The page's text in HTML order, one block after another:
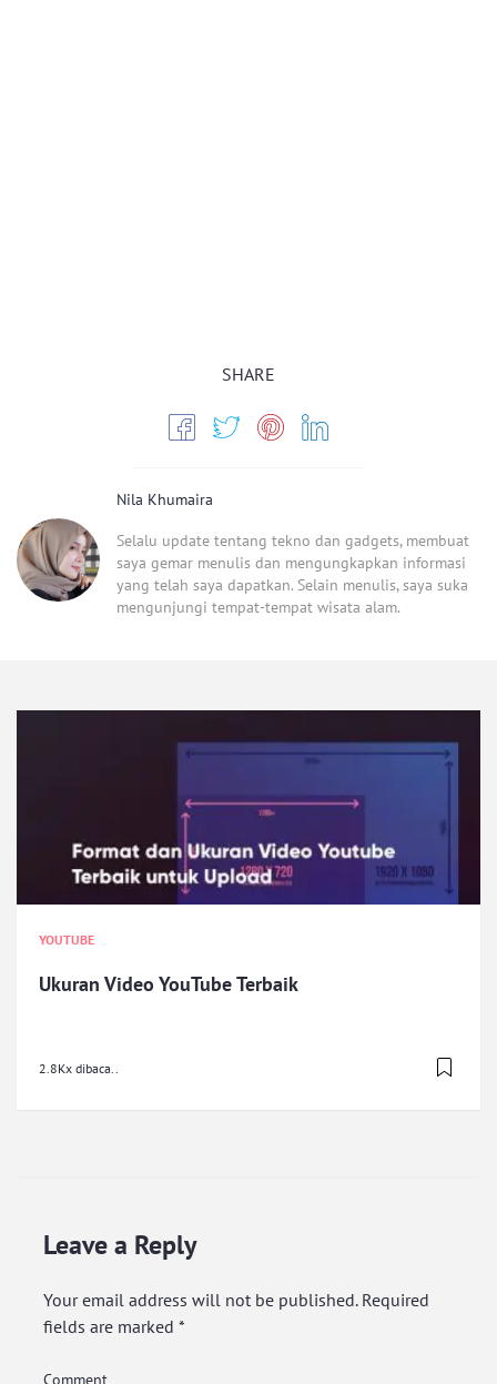
SHARE
Nila Khumaira
Selalu update tentang tekno dan gadgets, membuat
saya gemar menulis dan mengungkapkan informasi
yang telah saya dapatkan. Selain menulis, saya suka
mengunjungi tempat-tempat wisata alam.
YOUTUBE
Ukuran Video YouTube Terbaik
2.8Kx dibaca..
Leave a Reply
Your email address will not be published.Required
fields are marked *
Comment